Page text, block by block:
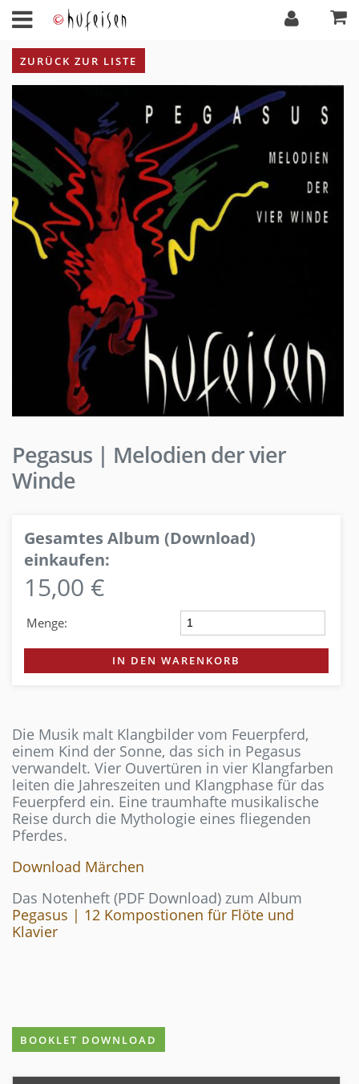
ZURÜCK ZUR LISTE
Pegasus | Melodien der vier
Winde
Gesamtes Album (Download)
einkaufen:
15,00 €
Menge:
IN DEN WARENKORB
Die Musik malt Klangbilder vom Feuerpferd,
einem Kind der Sonne, das sich in Pegasus
verwandelt. Vier Ouvertüren in vier Klangfarben
leiten die Jahreszeiten und Klangphase für das
Feuerpferd ein. Eine traumhafte musikalische
Reise durch die Mythologie eines fliegenden
Pferdes.
Download Märchen
Das Notenheft (PDF Download) zum Album
Pegasus | 12 Kompostionen für Flöte und
Klavier
BOOKLET DOWNLOAD